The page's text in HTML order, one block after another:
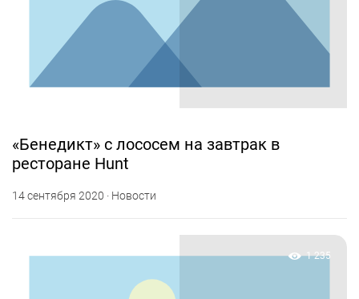
«Бенедикт» с лососем на завтрак в
ресторане Hunt
14 сентября 2020 · Новости
1 235